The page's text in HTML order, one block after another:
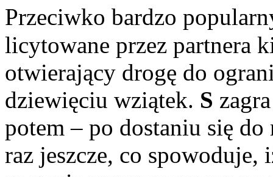
Przeciwko bardzo
licytowane przez partnera
otwierający drogę do
dziewięciu wziątek. S
potem – po dostaniu się
raz jeszcze, co spowoduje,